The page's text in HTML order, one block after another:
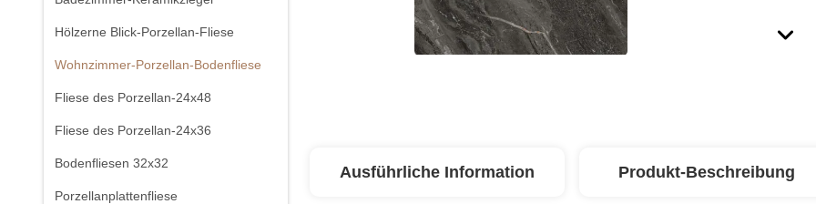
Hölzerne Blick-Porzellan-Fliese
Wohnzimmer-Porzellan-Bodenfliese
Fliese des Porzellan-24x48
Fliese des Porzellan-24x36
Bodenfliesen 32x32
Porzellanplattenfliese
Ausführliche Information Produkt-Beschreibung